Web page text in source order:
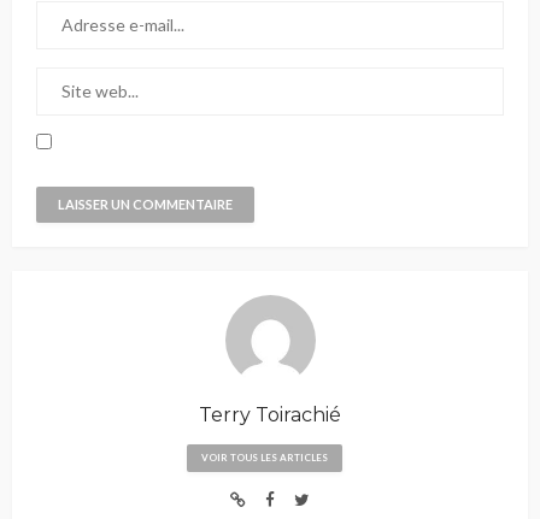
Terry Toirachié
VOIR TOUS LES ARTICLES